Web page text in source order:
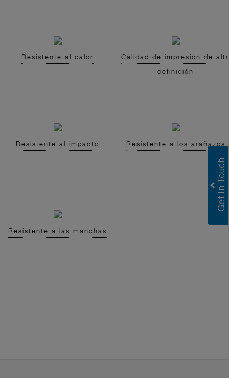
Resistente al calor
Calidad de impresión de
definición
Resistente al impacto Resistente a los arañazos
Resistente a las manchas